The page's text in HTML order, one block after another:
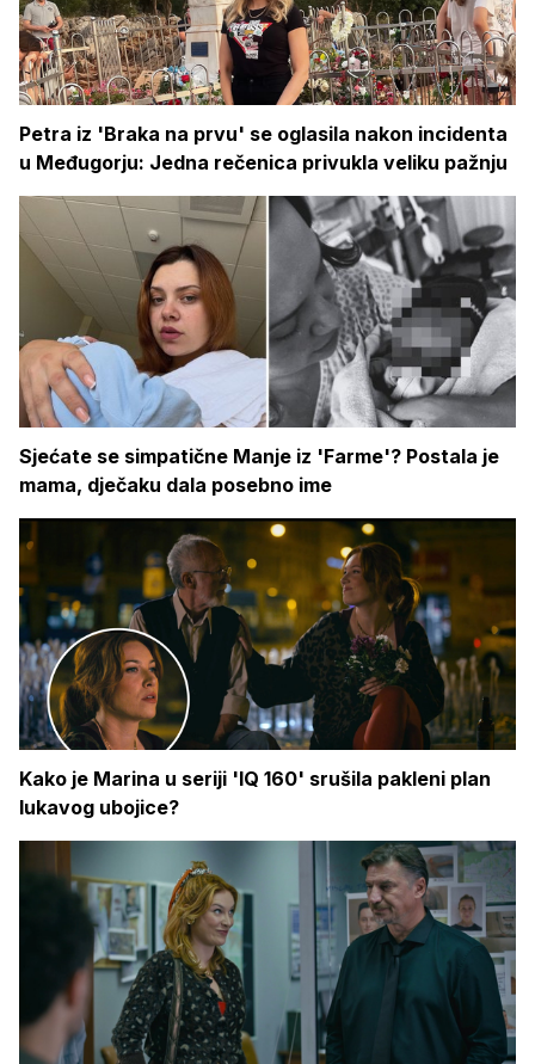
Petra iz 'Braka na prvu' se oglasila nakon incidenta
u Međugorju: Jedna rečenica privukla veliku pažnju
Sjećate se simpatične Manje iz 'Farme'? Postala je
mama, dječaku dala posebno ime
Kako je Marina u seriji 'IQ 160' srušila pakleni plan
lukavog ubojice?